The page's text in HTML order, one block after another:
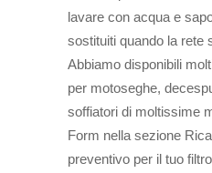
lavare con acqua e
sostituiti quando la rete
Abbiamo disponibili
per motoseghe,
soffiatori di moltissime
Form nella sezione
preventivo per il tuo filtro